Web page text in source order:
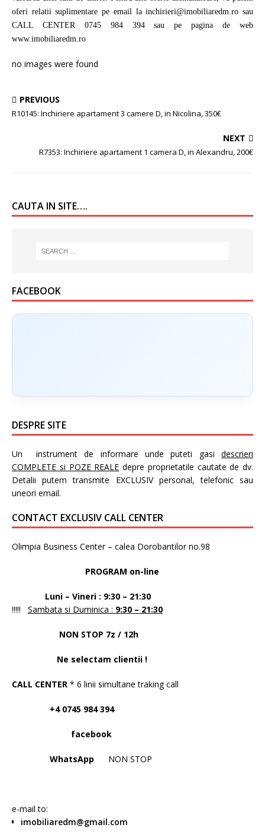
oferi relatii suplimentare pe email la inchirieri@imobiliaredm.ro sau
CALL CENTER 0745 984 394 sau pe pagina de web
www.imobiliaredm.ro
no images were found
PREVIOUS
R10145: Inchiriere apartament 3 camere D, in Nicolina, 350€
NEXT
R7353: Inchiriere apartament 1 camera D, in Alexandru, 200€
CAUTA IN SITE….
FACEBOOK
DESPRE SITE
Un instrument de informare unde puteti gasi descrieri
COMPLETE si POZE REALE depre proprietatile cautate de dv.
Detalii putem transmite EXCLUSIV personal, telefonic sau
uneori email.
CONTACT EXCLUSIV CALL CENTER
Olimpia Business Center – calea Dorobantilor no.98
PROGRAM on-line
Luni – Vineri : 9:30 – 21:30
!!!!! Sambata si Duminica : 9:30 – 21:30
NON STOP 7z / 12h
Ne selectam clientii !
CALL CENTER * 6 linii simultane traking call
+4 0745 984 394
facebook
WhatsApp NON STOP
e-mail to:
imobiliaredm@gmail.com